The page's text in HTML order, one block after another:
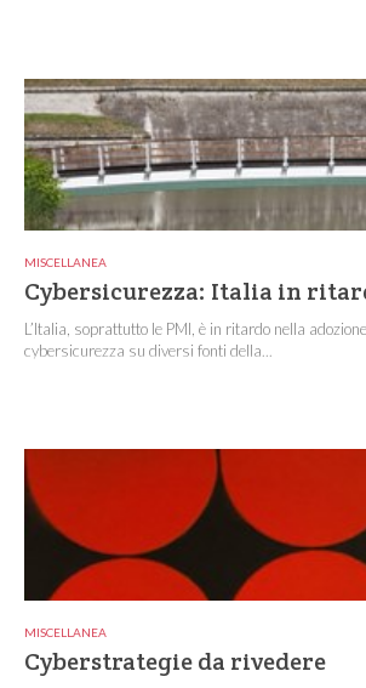
MISCELLANEA
Cybersicurezza: Italia in
L’Italia, soprattutto le PMI, è in ritardo nella
cybersicurezza su diversi fonti della...
MISCELLANEA
Cyberstrategie da rivedere